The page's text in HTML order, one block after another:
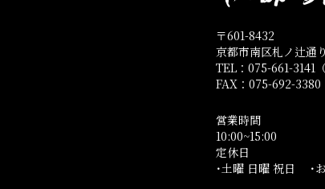
〒601-8432
京都市南区札ノ辻通
TEL：075-661-3141
FAX：075-692-3380
営業時間
10:00~15:00
定休日
･土曜 日曜 祝日 ･